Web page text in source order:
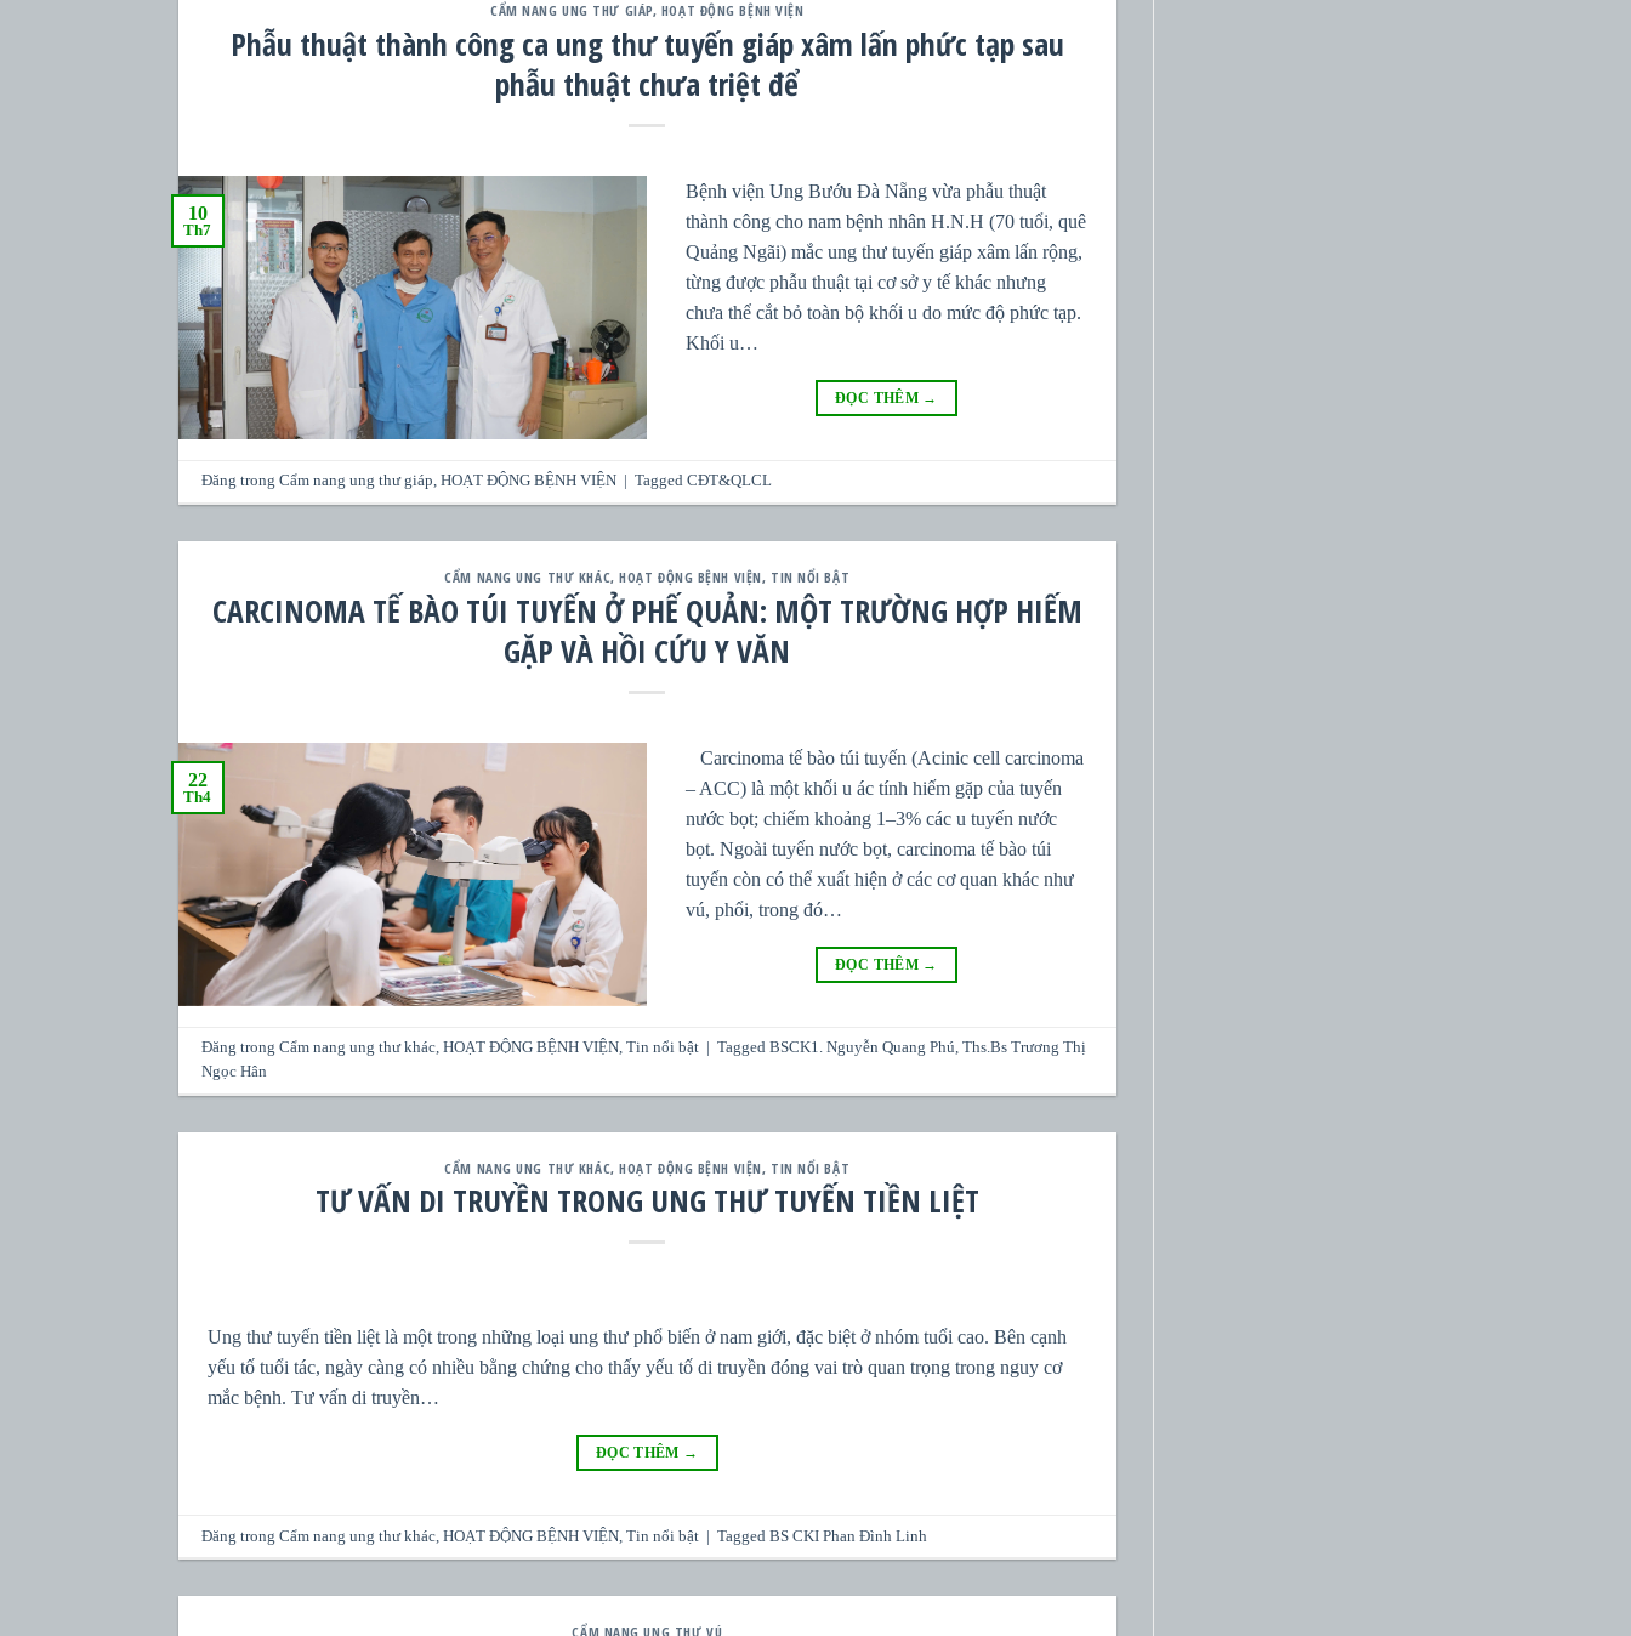
CẨM NANG UNG THƯ GIÁP, HOẠT ĐỘNG BỆNH VIỆN
Phẫu thuật thành công ca ung thư tuyến giáp xâm lấn phức tạp sau
phẫu thuật chưa triệt để
10
Th7
Bệnh viện Ung Bướu Đà Nẵng vừa phẫu thuật
thành công cho nam bệnh nhân H.N.H (70 tuổi, quê
Quảng Ngãi) mắc ung thư tuyến giáp xâm lấn rộng,
từng được phẫu thuật tại cơ sở y tế khác nhưng
chưa thể cắt bỏ toàn bộ khối u do mức độ phức tạp.
Khối u…
ĐỌC THÊM →
Đăng trongCẩm nang ung thư giáp,HOẠT ĐỘNG BỆNH VIỆN TaggedCĐT&QLCL
CẨM NANG UNG THƯ KHÁC,HOẠT ĐỘNG BỆNH VIỆN, TIN NỔI BẬT
CARCINOMA TẾ BÀO TÚI TUYẾN Ở PHẾ QUẢN: MỘT TRƯỜNG HỢP HIẾM
GẶP VÀ HỒI CỨU Y VĂN
22
Th4
Carcinoma tế bào túi tuyến (Acinic cell carcinoma
– ACC) là một khối u ác tính hiếm gặp của tuyến
nước bọt; chiếm khoảng 1–3% các u tuyến nước
bọt. Ngoài tuyến nước bọt, carcinoma tế bào túi
tuyến còn có thể xuất hiện ở các cơ quan khác như
vú, phổi, trong đó…
ĐỌC THÊM →
Đăng trongCẩm nang ung thư khác,HOẠT ĐỘNG BỆNH VIỆN,Tin nổi bật | TaggedBSCK1. Nguyễn Quang Phú,Ths.Bs Trương Thị
Ngọc Hân
CẨM NANG UNG THƯ KHÁC,HOẠT ĐỘNG BỆNH VIỆN, TIN NỔI BẬT
TƯ VẤN DI TRUYỀN TRONG UNG THƯ TUYẾN TIỀN LIỆT
Ung thư tuyến tiền liệt là một trong những loại ung thư phổ biến ở nam giới, đặc biệt ở nhóm tuổi cao. Bên cạnh
yếu tố tuổi tác, ngày càng có nhiều bằng chứng cho thấy yếu tố di truyền đóng vai trò quan trọng trong nguy cơ
mắc bệnh. Tư vấn di truyền…
ĐỌC THÊM →
Đăng trongCẩm nang ung thư khác ,HOẠT ĐỘNG BỆNH VIỆN ,Tin nổi bật | TaggedBS CKI Phan Đình Linh
CẨM NANG UNG THƯ VÚ